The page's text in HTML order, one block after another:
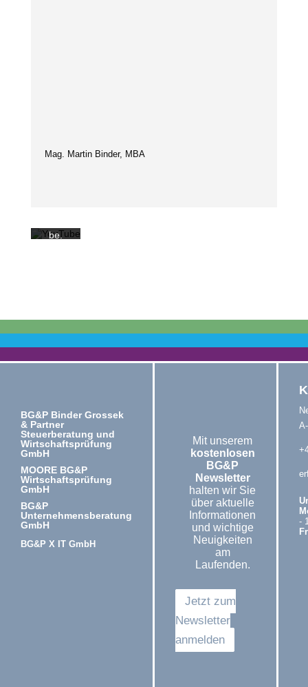
Mag. Martin Binder, MBA
tie­ren
be.
entsper
BG&P Binder Grossek
& Partner
Steuerberatung und
Wirtschaftsprüfung
GmbH
MOORE BG&P
Wirtschaftsprüfung
GmbH
BG&P
Unternehmensberatung
GmbH
BG&P X IT GmbH
Mit unserem
kostenlosen
BG&P
Newsletter
halten wir Sie
über aktuelle
Informationen
und wichtige
Neuigkeiten
am
Laufenden.
Jetzt zum
Newsletter
anmelden
-